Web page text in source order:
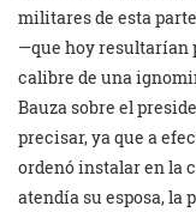
militares de esta
—que hoy resultarían
calibre de una
Bauza sobre el
precisar, ya que a
ordenó instalar en la
atendía su esposa, la